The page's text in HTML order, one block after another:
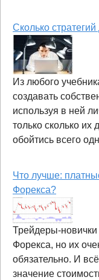
Сколько
Из любого
создавать
используя в ней
только сколько
обойтись всего
Что лучше:
Форекса?
Трейдеры-новички
Форекса, но их
обязательно. И
значение